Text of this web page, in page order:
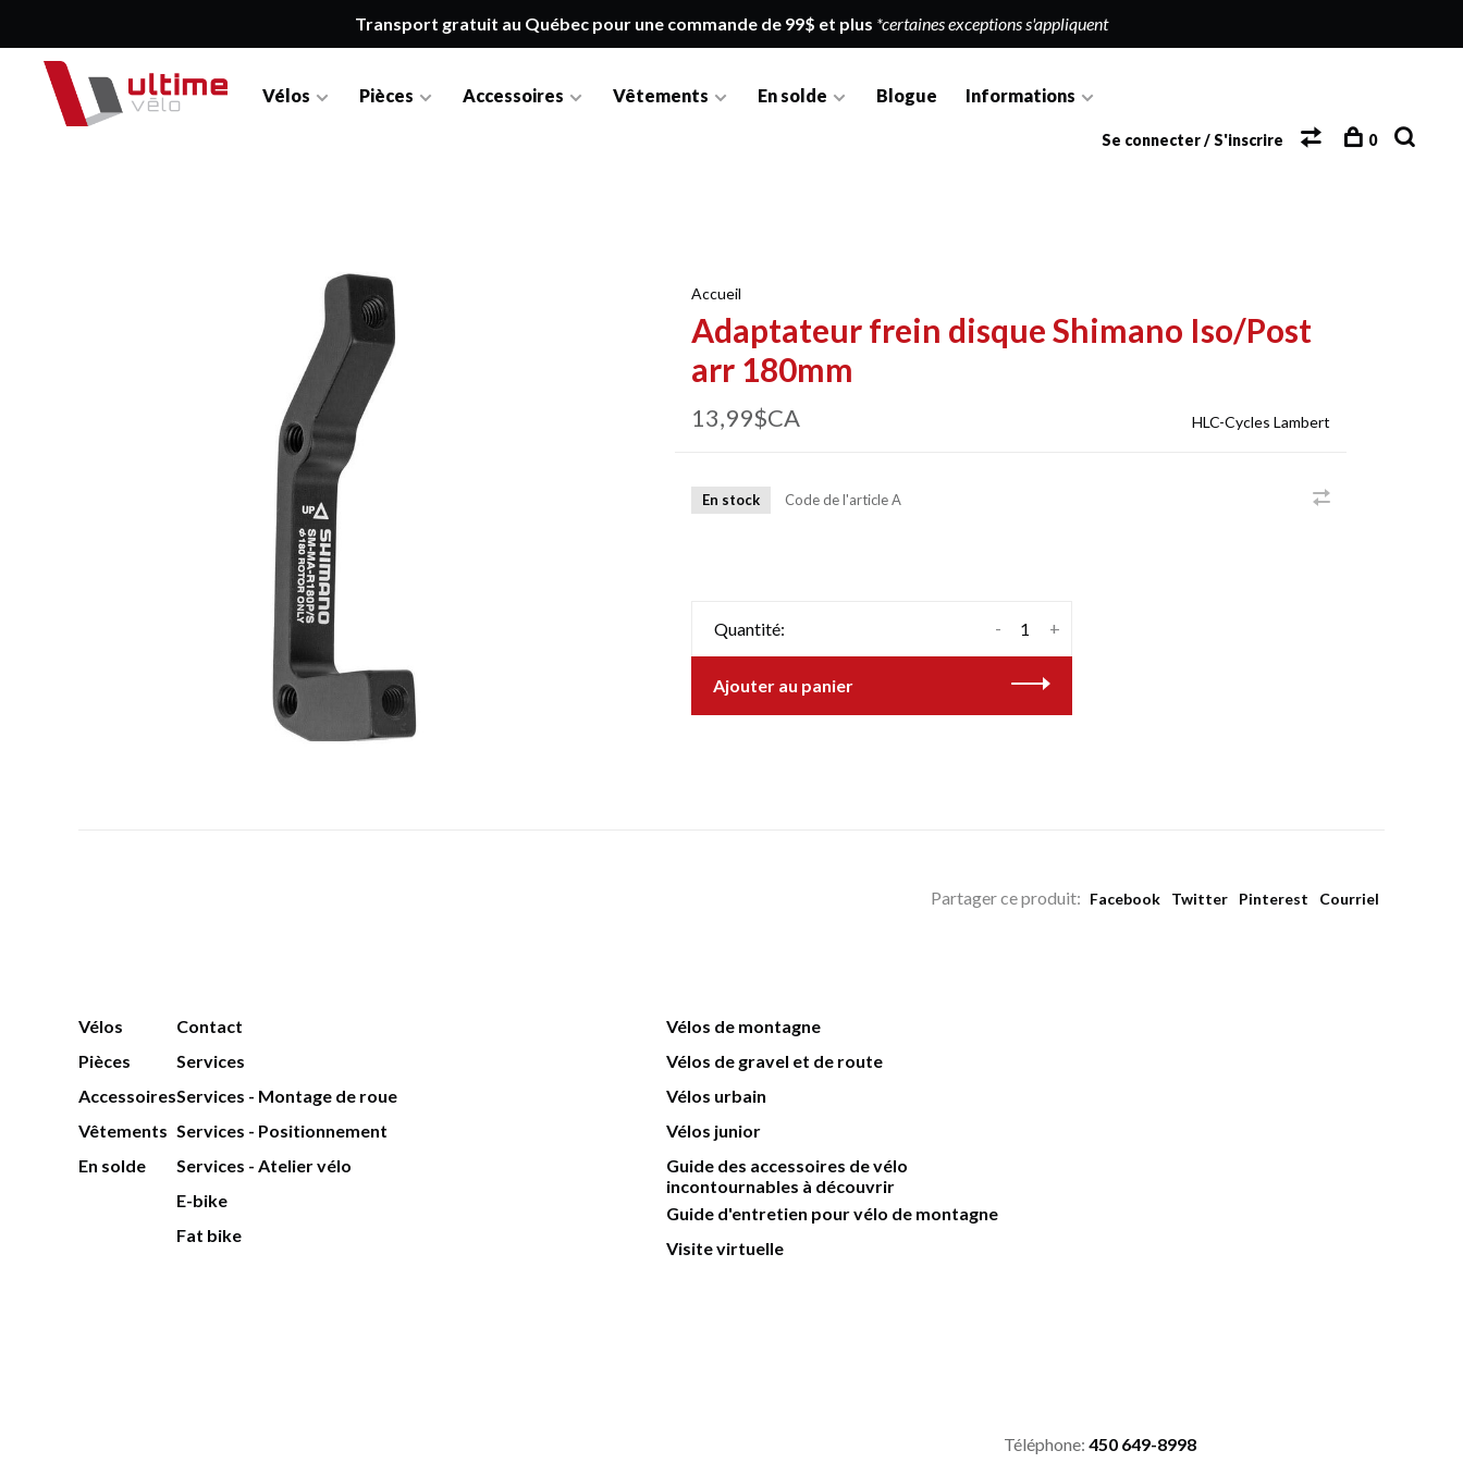
Transport gratuit au Québec pour une commande de 99$ et plus *certaines exceptions s'appliquent
Vélos Pièces Accessoires Vêtements En solde Blogue Informations
Se connecter / S'inscrire 0
Accueil
Adaptateur frein disque Shimano Iso/Post
arr 180mm
13,99$CA HLC-Cycles Lambert
En stock Code de l'articleA
Quantité: +
-
Ajouter au panier
Partager ce produit: Facebook Twitter Pinterest Courriel
Vélos
Pièces
Accessoires
Vêtements
En solde
Contact
Services
Services - Montage de roue
Services - Positionnement
Services - Atelier vélo
E-bike
Fat bike
Vélos de montagne
Vélos de gravel et de route
Vélos urbain
Vélos junior
Guide des accessoires de vélo
incontournables à découvrir
Guide d'entretien pour vélo de montagne
Visite virtuelle
Téléphone: 450 649-8998